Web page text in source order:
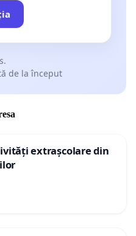
de la început
extrașcolare din